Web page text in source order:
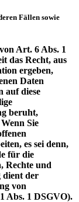
Fällen sowie
Art. 6 Abs. 1
das Recht, aus
ergeben,
Daten
auf diese
beruht,
Sie
es sei denn,
für die
Rechte und
dient der
von
Abs. 1 DSGVO).